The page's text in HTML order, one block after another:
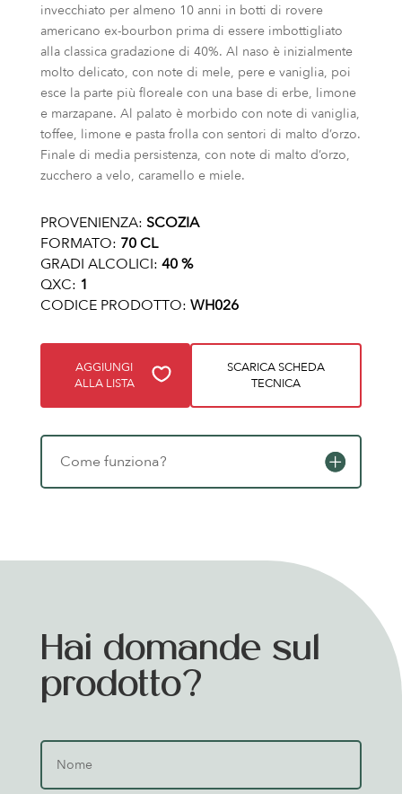
invecchiato per almeno 10 anni in botti di rovere
americano ex-bourbon prima di essere imbottigliato
alla classica gradazione di 40%. Al naso è inizialmente
molto delicato, con note di mele, pere e vaniglia, poi
esce la parte più floreale con una base di erbe, limone
e marzapane. Al palato è morbido con note di vaniglia,
toffee, limone e pasta frolla con sentori di malto d’orzo.
Finale di media persistenza, con note di malto d’orzo,
zucchero a velo, caramello e miele.
PROVENIENZA: SCOZIA
FORMATO: 70 CL
GRADI ALCOLICI: 40 %
QXC: 1
CODICE PRODOTTO: WH026
AGGIUNGI
ALLA LISTA
SCARICA SCHEDA
TECNICA
Come funziona?
Hai domande sul
prodotto?